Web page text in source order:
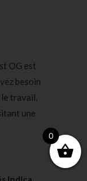
OG est
besoin
le travail,
une
0